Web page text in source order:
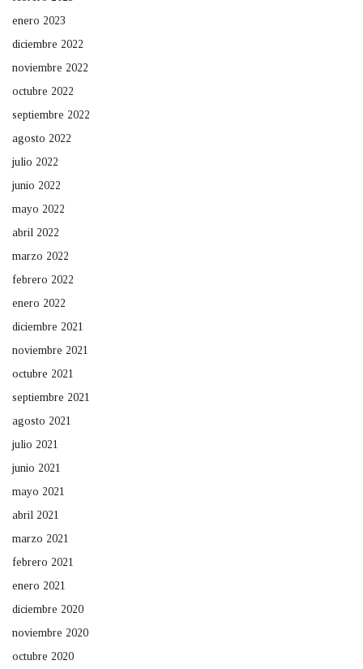
enero 2023
diciembre 2022
noviembre 2022
octubre 2022
septiembre 2022
agosto 2022
julio 2022
junio 2022
mayo 2022
abril 2022
marzo 2022
febrero 2022
enero 2022
diciembre 2021
noviembre 2021
octubre 2021
septiembre 2021
agosto 2021
julio 2021
junio 2021
mayo 2021
abril 2021
marzo 2021
febrero 2021
enero 2021
diciembre 2020
noviembre 2020
octubre 2020